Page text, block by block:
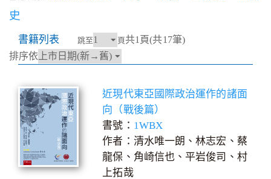
史
書籍列表 跳至 頁共1頁(共17筆)
排序依
近現代東亞國際政治運作的諸面
向（戰後篇）
書號： 1WBX
作者：清水唯一朗、林志宏、蔡
龍保、角崎信也、平岩俊司、村
上拓哉